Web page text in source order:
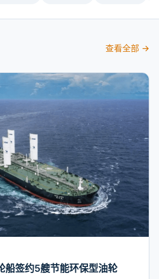
查看全部 →
船签约5艘节能环保型油轮